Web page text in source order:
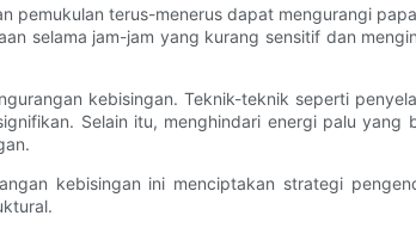
pemukulan terus-menerus dapat mengurangi
selama jam-jam yang kurang sensitif dan
kebisingan. Teknik-teknik seperti
Selain itu, menghindari energi palu
kebisingan ini menciptakan strategi